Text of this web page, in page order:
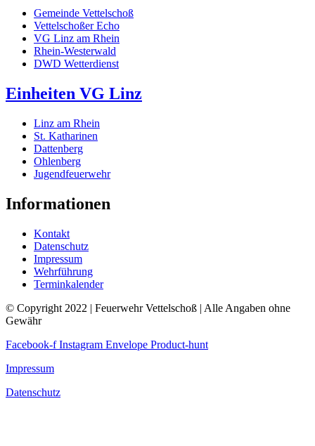
Gemeinde Vettelschoß
Vettelschoßer Echo
VG Linz am Rhein
Rhein-Westerwald
DWD Wetterdienst
Einheiten VG Linz
Linz am Rhein
St. Katharinen
Dattenberg
Ohlenberg
Jugendfeuerwehr
Informationen
Kontakt
Datenschutz
Impressum
Wehrführung
Terminkalender
© Copyright 2022 | Feuerwehr Vettelschoß | Alle Angaben ohne
Gewähr
Facebook-f Instagram Envelope Product-hunt
Impressum
Datenschutz